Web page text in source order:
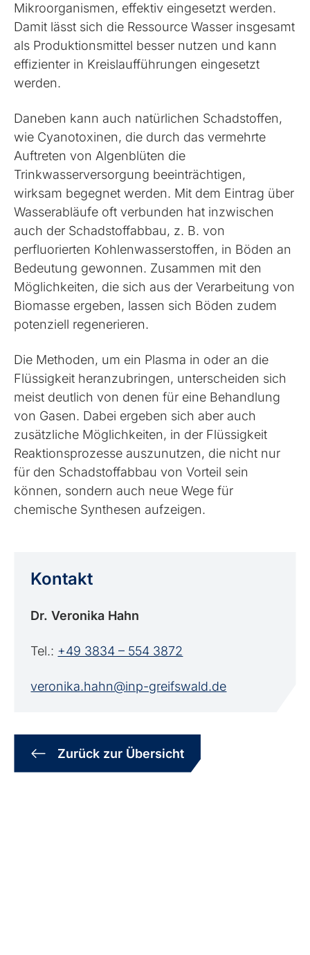
Mikroorganismen, effektiv eingesetzt werden.
Damit lässt sich die Ressource Wasser insgesamt
als Produktionsmittel besser nutzen und kann
effizienter in Kreislaufführungen eingesetzt
werden.
Daneben kann auch natürlichen Schadstoffen,
wie Cyanotoxinen, die durch das vermehrte
Auftreten von Algenblüten die
Trinkwasserversorgung beeinträchtigen,
wirksam begegnet werden. Mit dem Eintrag über
Wasserabläufe oft verbunden hat inzwischen
auch der Schadstoffabbau, z. B. von
perfluorierten Kohlenwasserstoffen, in Böden an
Bedeutung gewonnen. Zusammen mit den
Möglichkeiten, die sich aus der Verarbeitung von
Biomasse ergeben, lassen sich Böden zudem
potenziell regenerieren.
Die Methoden, um ein Plasma in oder an die
Flüssigkeit heranzubringen, unterscheiden sich
meist deutlich von denen für eine Behandlung
von Gasen. Dabei ergeben sich aber auch
zusätzliche Möglichkeiten, in der Flüssigkeit
Reaktionsprozesse auszunutzen, die nicht nur
für den Schadstoffabbau von Vorteil sein
können, sondern auch neue Wege für
chemische Synthesen aufzeigen.
Kontakt
Dr. Veronika Hahn
Tel.: +49 3834 – 554 3872
veronika.hahn@inp-greifswald.de
Zurück zur Übersicht